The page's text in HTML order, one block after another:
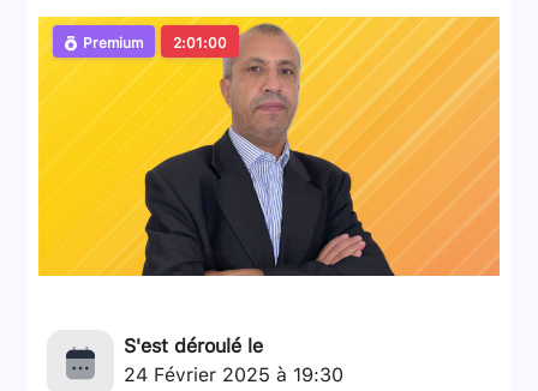
Premium 2:01:00
S'est déroulé le
24 Février 2025 à 19:30